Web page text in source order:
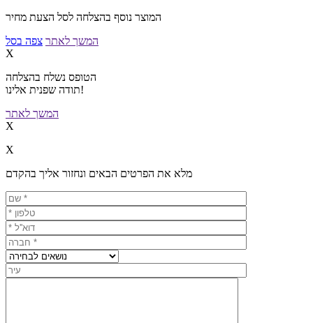
המוצר נוסף בהצלחה לסל הצעת מחיר
המשך לאתר צפה בסל
X
הטופס נשלח בהצלחה
תודה שפנית אלינו!
המשך לאתר
X
X
מלא את הפרטים הבאים ונחזור אליך בהקדם